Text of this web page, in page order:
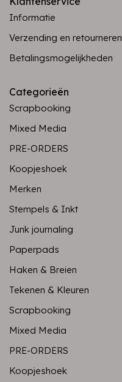
Informatie
Verzending en retourneren
Betalingsmogelijkheden
Categorieën
Scrapbooking
Mixed Media
PRE-ORDERS
Koopjeshoek
Merken
Stempels & Inkt
Junk journaling
Paperpads
Haken & Breien
Tekenen & Kleuren
Scrapbooking
Mixed Media
PRE-ORDERS
Koopjeshoek